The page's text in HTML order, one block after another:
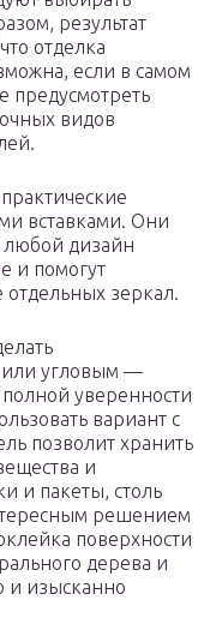
результат
отделка
если в самом
предусмотреть
видов
вставками. Они
любой дизайн
и помогут
отдельных зеркал.
угловым —
уверенности
вариант с
позволит хранить
и
и пакеты, столь
решением
поверхности
дерева и
и изысканно